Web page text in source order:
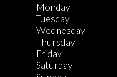
Monday
Tuesday
Wednesday
Thursday
Friday
Saturday